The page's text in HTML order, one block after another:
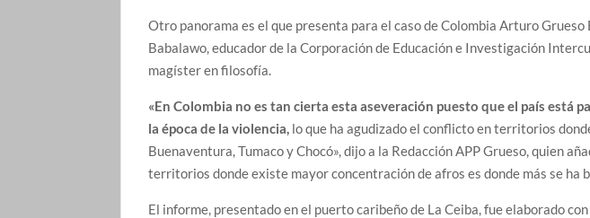
Otro panorama es el que presenta para el caso de Colombia Arturo
Babalawo, educador de la Corporación de Educación e Investigación
magíster en filosofía.
«En Colombia no es tan cierta esta aseveración puesto que el país está
la época de la violencia, lo que ha agudizado el conflicto en territorios
Buenaventura, Tumaco y Chocó», dijo a la Redacción APP Grueso, quien
territorios donde existe mayor concentración de afros es donde más se ha
El informe, presentado en el puerto caribeño de La Ceiba, fue elaborado